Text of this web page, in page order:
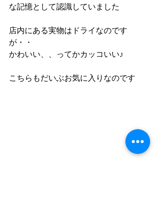
な記憶として認識していました
店内にある実物はドライなのです
が・・
かわいい、、ってかカッコいい♪
こちらもだいぶお気に入りなのです